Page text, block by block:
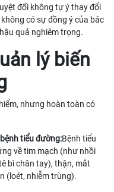
đối không tự ý thay đổi
có sự đồng ý của bác
quả nghiêm trọng.
lý biến
nhưng hoàn toàn có
tiểu đường:Bệnh tiểu
về tim mạch (như nhồi
bì chân tay), thận, mắt
(loét, nhiễm trùng).